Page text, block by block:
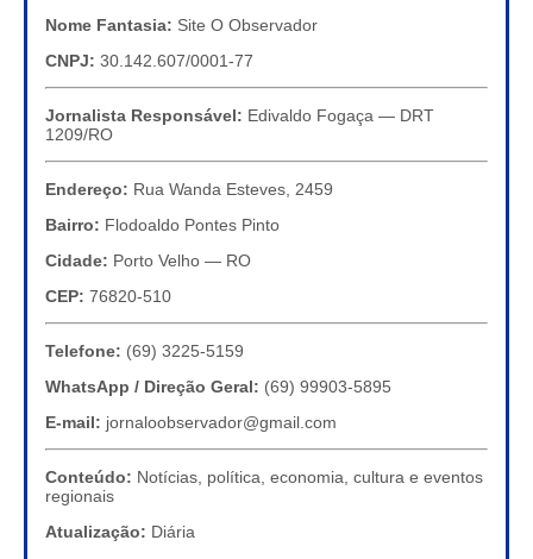
Nome Fantasia: Site O Observador
CNPJ: 30.142.607/0001-77
Jornalista Responsável: Edivaldo Fogaça — DRT
1209/RO
Endereço: Rua Wanda Esteves, 2459
Bairro: Flodoaldo Pontes Pinto
Cidade: Porto Velho — RO
CEP: 76820-510
Telefone: (69) 3225-5159
WhatsApp / Direção Geral: (69) 99903-5895
E-mail: jornaloobservador@gmail.com
Conteúdo: Notícias, política, economia, cultura e eventos
regionais
Atualização: Diária